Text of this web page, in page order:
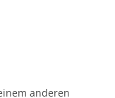
anderen